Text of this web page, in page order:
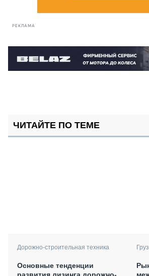
РЕКЛАМА
ЧИТАЙТЕ ПО ТЕМЕ
Дорожно-строительная техника
Основные тенденции
развития лизинга дорожно-